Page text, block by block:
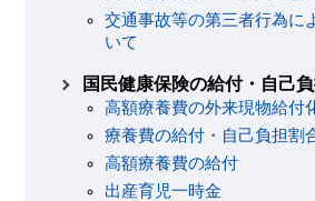
交通事故等の第三者行為に
いて
国民健康保険の給付・自己
高額療養費の外来現物給付
療養費の給付・自己負担割
高額療養費の給付
出産育児一時金